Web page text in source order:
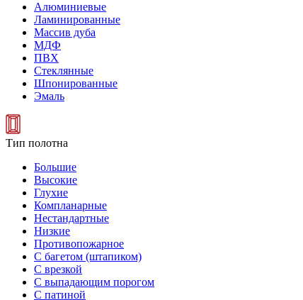
Алюминиевые
Ламинированные
Массив дуба
МДФ
ПВХ
Стеклянные
Шпонированные
Эмаль
Тип полотна
Большие
Высокие
Глухие
Компланарные
Нестандартные
Низкие
Противопожарное
С багетом (штапиком)
С врезкой
С выпадающим порогом
С патиной